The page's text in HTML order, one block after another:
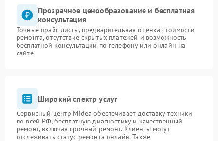
Прозрачное ценообразование и бесплатная
консультация
Точные прайс-листы, предварительная оценка стоимости
ремонта, отсутствие скрытых платежей и возможность
бесплатной консультации по телефону или онлайн на
сайте
Широкий спектр услуг
Сервисный центр Midea обеспечивает доставку техники
по всей РФ, бесплатную диагностику и качественный
ремонт, включая срочный ремонт. Клиенты могут
отслеживать статус ремонта онлайн. Также